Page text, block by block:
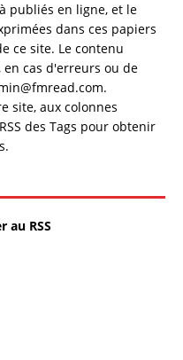
publiés en ligne, et le
dans ces papiers
ce site. Le contenu
cas d'erreurs ou de
site, aux colonnes
des Tags pour obtenir
au RSS